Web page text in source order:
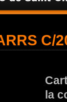
C/
la